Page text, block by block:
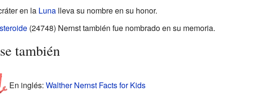
en la Lunalleva su nombre en su honor.
(24748) Nernst también fue nombrado en su memoria.
también
En inglés: Walther Nernst Facts for Kids